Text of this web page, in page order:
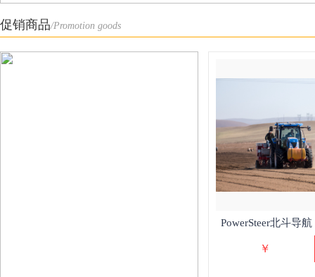
促销商品/Promotion goods
PowerSteer北斗导航
￥